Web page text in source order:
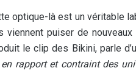
optique-là est un véritable
viennent puiser de nouveaux
le clip des Bikini, parle
rapport et contraint des